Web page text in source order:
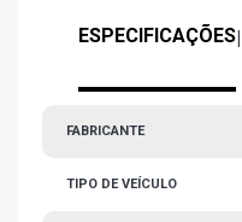
ESPECIFICAÇÕES|
FABRICANTE
TIPO DE VEÍCULO